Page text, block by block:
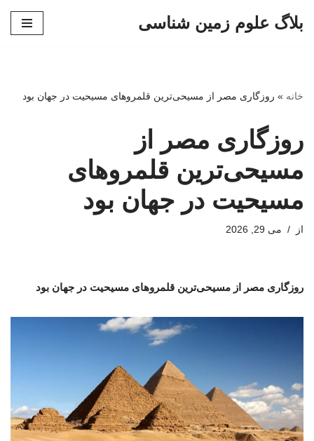
بلاگ علوم زمین شناسی
خانه » روزگاری مصر از مسیحی‌ترین قلمروهای مسیحیت در جهان بود
روزگاری مصر از
مسیحی‌ترین قلمروهای
مسیحیت در جهان بود
از می 29, 2026
روزگاری مصر از مسیحی‌ترین قلمروهای مسیحیت در جهان بود